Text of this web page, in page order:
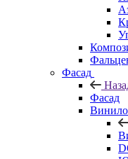
Фасад
Фасад